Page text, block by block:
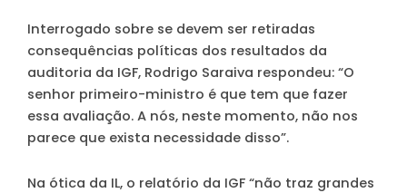
Interrogado sobre se devem ser retiradas
consequências políticas dos resultados da
auditoria da IGF, Rodrigo Saraiva respondeu: “O
senhor primeiro-ministro é que tem que fazer
essa avaliação. A nós, neste momento, não nos
parece que exista necessidade disso”.
Na ótica da IL, o relatório da IGF “não traz grandes